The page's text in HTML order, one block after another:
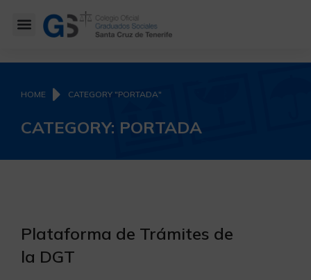
You are here:
HOME CATEGORY "PORTADA"
CATEGORY: PORTADA
Plataforma de Trámites de
la DGT